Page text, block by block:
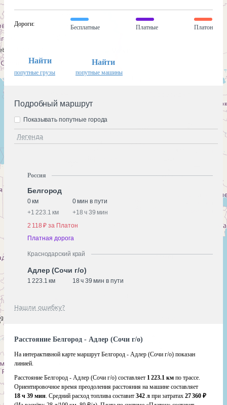
Дороги:
Бесплатные Платные Платон
Найти
попутные грузы
Найти
попутные машины
Подробный маршрут
Легенда
Показывать попутные города
Россия
Белгород
0 км
0 мин в пути
+1 223.1 км +18 ч 39 мин
2 118 ₽ за Платон
Платная дорога
Краснодарский край
Адлер (Сочи г/о)
1 223.1 км 18 ч 39 мин в пути
Нашли ошибку?
Расстояние Белгород - Адлер (Сочи г/о)
На интерактивной карте маршрут Белгород - Адлер (Сочи г/о) показан
линией.
Расстояние Белгород - Адлер (Сочи г/о) составляет 1 223.1 км по трассе.
Ориентировочное время преодоления расстояния на машине составляет
18 ч 39 мин. Средний расход топлива составит 342 л при затратах 27 360 ₽